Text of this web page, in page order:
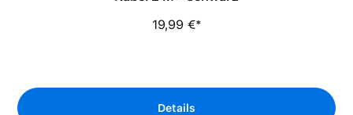
19,99 €*
Details